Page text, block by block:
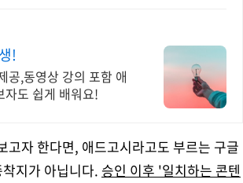
!
공,동영상 강의 포함 애
자도 쉽게 배워요!
고자 한다면, 애드고시라고도 부르는 구글
지가 아닙니다. 승인 이후 '일치하는 콘텐